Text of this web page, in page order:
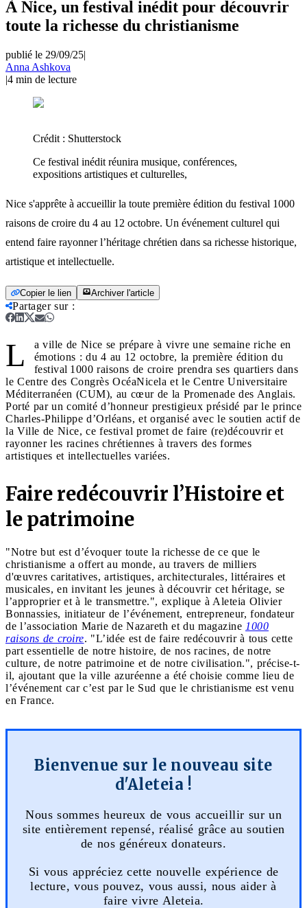
À Nice, un festival inédit pour découvrir
toute la richesse du christianisme
publié le 29/09/25|
Anna Ashkova
|4 min de lecture
Crédit : Shutterstock
Ce festival inédit réunira musique, conférences,
expositions artistiques et culturelles,
Nice s'apprête à accueillir la toute première édition du festival 1000
raisons de croire du 4 au 12 octobre. Un événement culturel qui
entend faire rayonner l’héritage chrétien dans sa richesse historique,
artistique et intellectuelle.
Copier le lien Archiver l'article
Partager sur:
L
a ville de Nice se prépare à vivre une semaine riche en
émotions : du 4 au 12 octobre, la première édition du
festival 1000 raisons de croire prendra ses quartiers dans
le Centre des Congrès OcéaNicela et le Centre Universitaire
Méditerranéen (CUM), au cœur de la Promenade des Anglais.
Porté par un comité d’honneur prestigieux présidé par le prince
Charles-Philippe d’Orléans, et organisé avec le soutien actif de
la Ville de Nice, ce festival promet de faire (re)découvrir et
rayonner les racines chrétiennes à travers des formes
artistiques et intellectuelles variées.
Faire redécouvrir l’Histoire et
le patrimoine
"Notre but est d’évoquer toute la richesse de ce que le
christianisme a offert au monde, au travers de milliers
d'œuvres caritatives, artistiques, architecturales, littéraires et
musicales, en invitant les jeunes à découvrir cet héritage, se
l’approprier et à le transmettre.", explique à Aleteia Olivier
Bonnassies, initiateur de l’événement, entrepreneur, fondateur
de l’association Marie de Nazareth et du magazine 1000
raisons de croire. "L’idée est de faire redécouvrir à tous cette
part essentielle de notre histoire, de nos racines, de notre
culture, de notre patrimoine et de notre civilisation.", précise-t-
il, ajoutant que la ville azuréenne a été choisie comme lieu de
l’événement car c’est par le Sud que le christianisme est venu
en France.
Bienvenue sur le nouveau site
d'Aleteia !
Nous sommes heureux de vous accueillir sur un
site entièrement repensé, réalisé grâce au soutien
de nos généreux donateurs.
Si vous appréciez cette nouvelle expérience de
lecture, vous pouvez, vous aussi, nous aider à
faire vivre Aleteia.